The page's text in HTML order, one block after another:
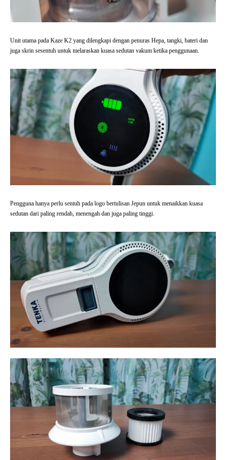
Unit utama pada Kaze K2 yang dilengkapi dengan penuras Hepa, tangki, bateri dan
juga skrin sesentuh untuk melaraskan kuasa sedutan vakum ketika penggunaan.
Pengguna hanya perlu sentuh pada logo bertulisan Jepun untuk menaikkan kuasa
sedutan dari paling rendah, menengah dan juga paling tinggi.